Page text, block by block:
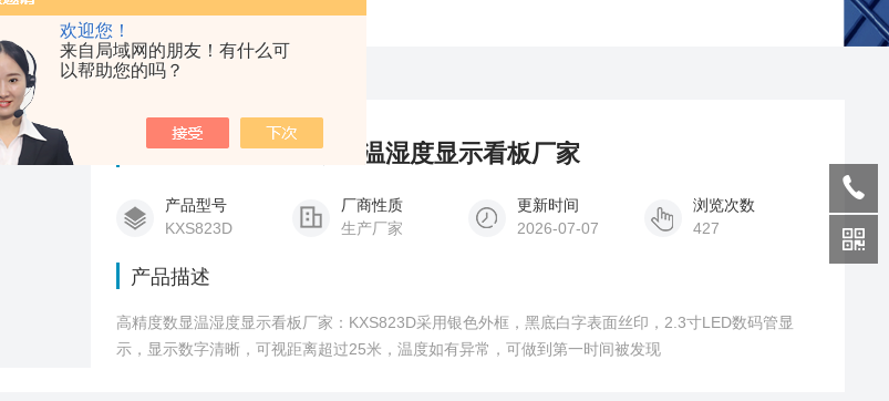
欢迎您！
来自局域网的朋友！有什么可
以帮助您的吗？
KXS823D高精度数显温湿度显示看板厂家
产品型号
KXS823D
厂商性质
生产厂家
更新时间
2026-07-07
浏览次数
427
产品描述
高精度数显温湿度显示看板厂家：KXS823D采用银色外框，黑底白字表面丝印，2.3寸LED数码管显
示，显示数字清晰，可视距离超过25米，温度如有异常，可做到第一时间被发现